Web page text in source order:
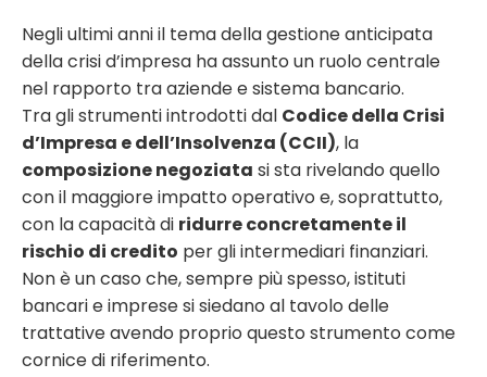
Negli ultimi anni il tema della gestione anticipata
della crisi d’impresa ha assunto un ruolo centrale
nel rapporto tra aziende e sistema bancario.
Tra gli strumenti introdotti dal Codice della Crisi
d’Impresa e dell’Insolvenza (CCII), la
composizione negoziata si sta rivelando quello
con il maggiore impatto operativo e, soprattutto,
con la capacità di ridurre concretamente il
rischio di credito per gli intermediari finanziari.
Non è un caso che, sempre più spesso, istituti
bancari e imprese si siedano al tavolo delle
trattative avendo proprio questo strumento come
cornice di riferimento.